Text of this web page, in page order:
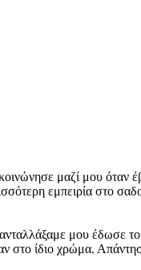
μαζί μου όταν
εμπειρία στο
μου έδωσε
στο ίδιο χρώμα.